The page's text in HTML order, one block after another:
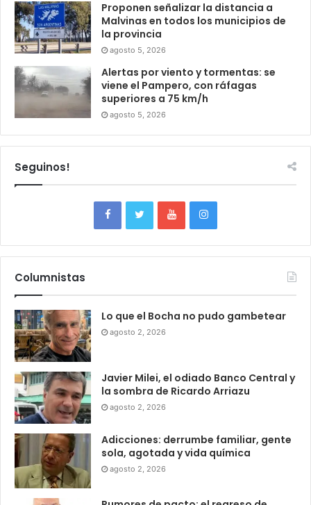
Proponen señalizar la distancia a
Malvinas en todos los municipios de
la provincia
agosto 5, 2026
Alertas por viento y tormentas: se
viene el Pampero, con ráfagas
superiores a 75 km/h
agosto 5, 2026
Seguinos!
Columnistas
Lo que el Bocha no pudo gambetear
agosto 2, 2026
Javier Milei, el odiado Banco Central y
la sombra de Ricardo Arriazu
agosto 2, 2026
Adicciones: derrumbe familiar, gente
sola, agotada y vida química
agosto 2, 2026